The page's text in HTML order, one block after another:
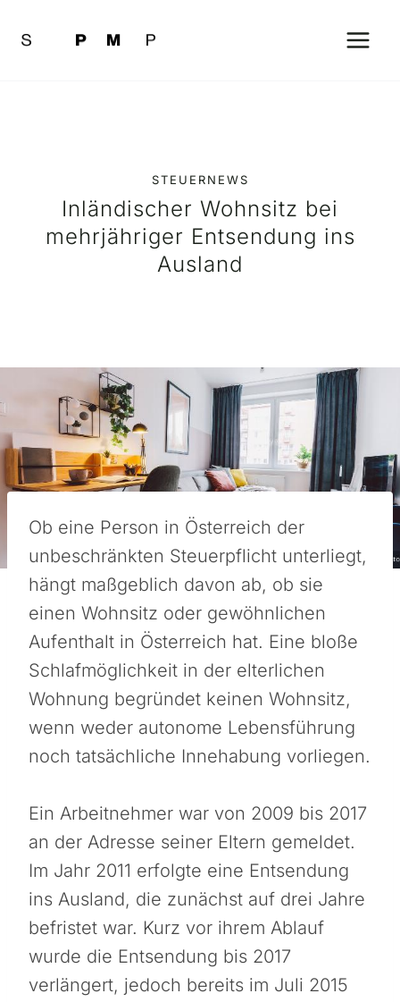
Inhalt
STEUERNEWS
Inländischer Wohnsitz bei
mehrjähriger Entsendung ins
Ausland
Ob eine Person in Österreich der
unbeschränkten Steuerpflicht unterliegt,
hängt maßgeblich davon ab, ob sie
einen Wohnsitz oder gewöhnlichen
Aufenthalt in Österreich hat. Eine bloße
Schlafmöglichkeit in der elterlichen
Wohnung begründet keinen Wohnsitz,
wenn weder autonome Lebensführung
noch tatsächliche Innehabung vorliegen.
Ein Arbeitnehmer war von 2009 bis 2017
an der Adresse seiner Eltern gemeldet.
Im Jahr 2011 erfolgte eine Entsendung
ins Ausland, die zunächst auf drei Jahre
befristet war. Kurz vor ihrem Ablauf
wurde die Entsendung bis 2017
verlängert, jedoch bereits im Juli 2015